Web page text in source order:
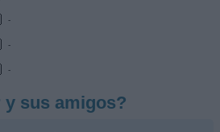
-
-
-
sus amigos?